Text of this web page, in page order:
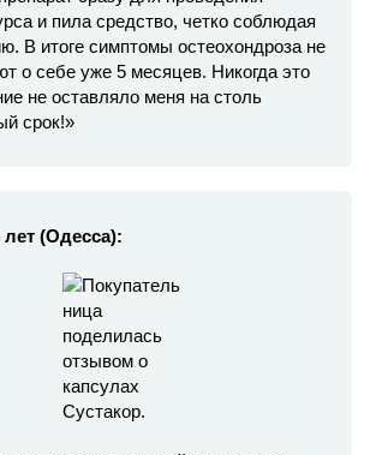
и пила средство, четко соблюдая
В итоге симптомы остеохондроза не
о себе уже 5 месяцев. Никогда это
не оставляло меня на столь
срок!»
(Одесса):